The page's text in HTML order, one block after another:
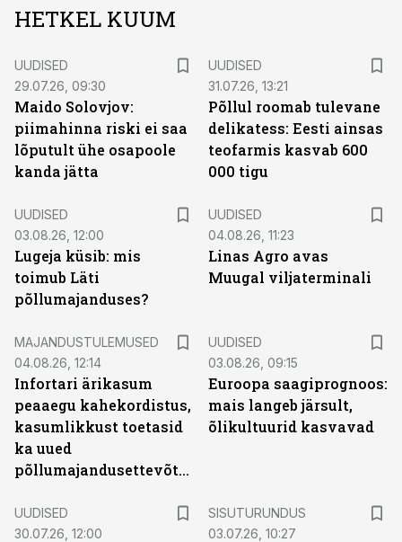
HETKEL KUUM
UUDISED
29.07.26, 09:30
Maido Solovjov:
piimahinna riski ei saa
lõputult ühe osapoole
kanda jätta
UUDISED
31.07.26, 13:21
Põllul roomab tulevane
delikatess: Eesti ainsas
teofarmis kasvab 600
000 tigu
UUDISED
03.08.26, 12:00
Lugeja küsib: mis
toimub Läti
põllumajanduses?
UUDISED
04.08.26, 11:23
Linas Agro avas
Muugal viljaterminali
MAJANDUSTULEMUSED
04.08.26, 12:14
Infortari ärikasum
peaaegu kahekordistus,
kasumlikkust toetasid
ka uued
põllumajandusettevõtted
UUDISED
03.08.26, 09:15
Euroopa saagiprognoos:
mais langeb järsult,
õlikultuurid kasvavad
UUDISED
30.07.26, 12:00
SISUTURUNDUS
03.07.26, 10:27